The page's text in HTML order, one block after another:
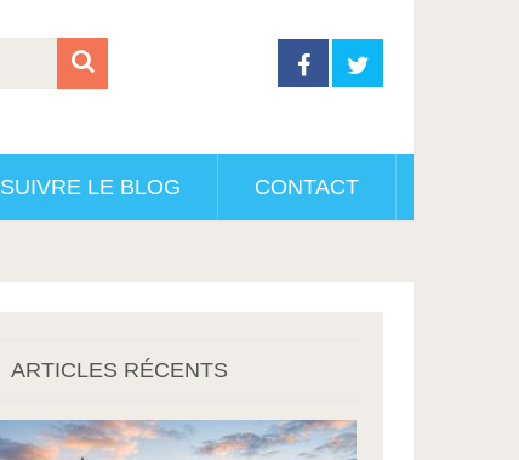
SUIVRE LE BLOG CONTACT
ARTICLES RÉCENTS